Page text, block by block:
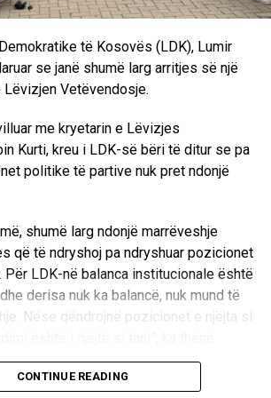
të Kosovës (LDK), Lumir
se janë shumë larg arritjes së një
Vetëvendosje.
me kryetarin e Lëvizjes
Kurti, kreu i LDK-së bëri të ditur se pa
politike të partive nuk pret ndonjë
shumë larg ndonjë marrëveshje
që të ndryshoj pa ndryshuar pozicionet
LDK-në balanca institucionale është
derisa nuk ka balancë, nuk mund të
Nëse qëndrojnë pozicionet e njëjta si
CONTINUE READING